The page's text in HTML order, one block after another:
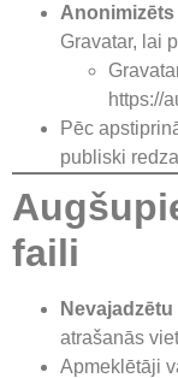
Gravatar, lai
https://
Pēc
publiski
faili
Nevajadzētu
atrašanās
Apmeklētāji